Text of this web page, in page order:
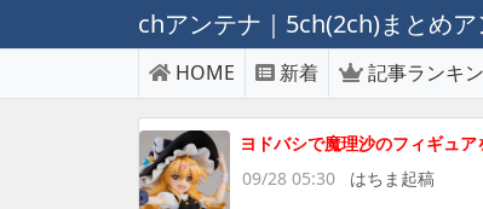
chアンテナ｜5ch(2ch)まとめア
HOME 新着 記事ランキ
ヨドバシで魔理沙のフィギュ
09/28 05:30
はちま起稿